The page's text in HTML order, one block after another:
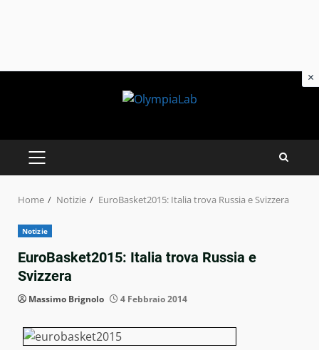
PRIMARY
MENU
Home Notizie EuroBasket2015: Italia trova Russia e Svizzera
Notizie
EuroBasket2015: Italia trova Russia e
Svizzera
Massimo Brignolo 4 Febbraio 2014
×